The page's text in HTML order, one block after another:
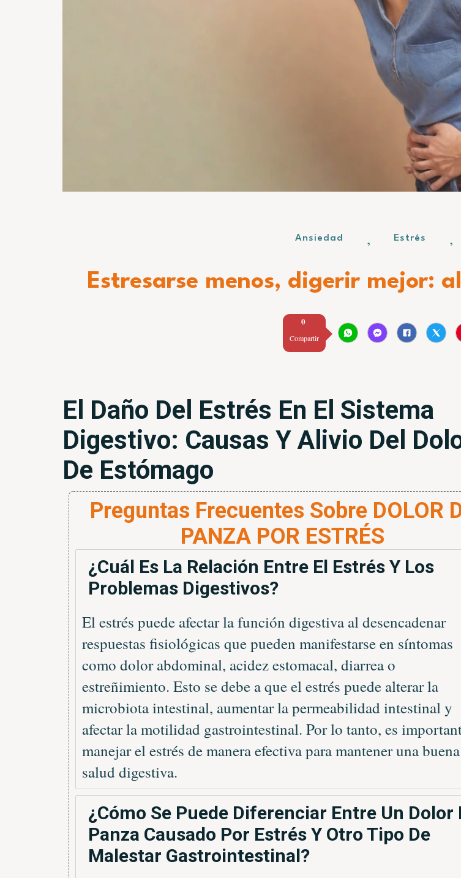
Ansiedad , Estrés ,
Estresarse menos, digerir mejor:
0
Compartir
El Daño Del Estrés En El Sistema
Digestivo: Causas Y Alivio Del
De Estómago
Preguntas Frecuentes Sobre DOLOR
PANZA POR ESTRÉS
¿Cuál Es La Relación Entre El Estrés Y Los
Problemas Digestivos?
El estrés puede afectar la función digestiva al desencadenar
respuestas fisiológicas que pueden manifestarse en síntomas
como dolor abdominal, acidez estomacal, diarrea o
estreñimiento. Esto se debe a que el estrés puede alterar la
microbiota intestinal, aumentar la permeabilidad intestinal y
afectar la motilidad gastrointestinal. Por lo tanto, es
manejar el estrés de manera efectiva para mantener una buena
salud digestiva.
¿Cómo Se Puede Diferenciar Entre Un Dolor
Panza Causado Por Estrés Y Otro Tipo De
Malestar Gastrointestinal?